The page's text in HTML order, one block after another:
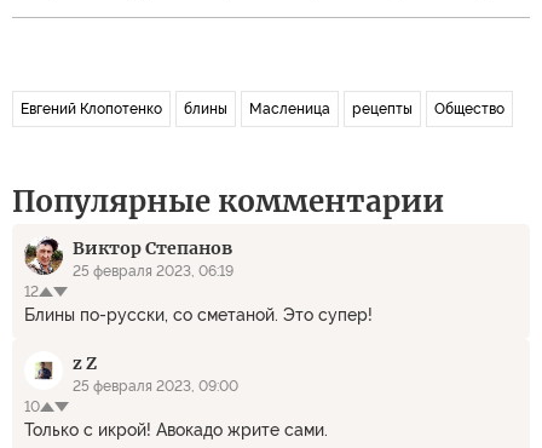
Евгений Клопотенко блины Масленица рецепты Общество
Популярные комментарии
Виктор Степанов
25 февраля 2023, 06:19
12
Блины по-русски, со сметаной. Это супер!
z Z
25 февраля 2023, 09:00
10
Только с икрой! Авокадо жрите сами.